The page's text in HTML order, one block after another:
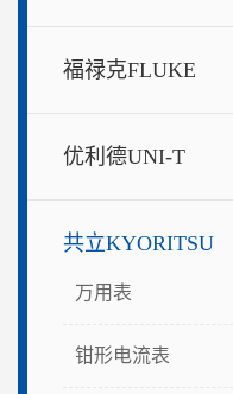
福禄克FLUKE
优利德UNI-T
共立KYORITSU
万用表
钳形电流表